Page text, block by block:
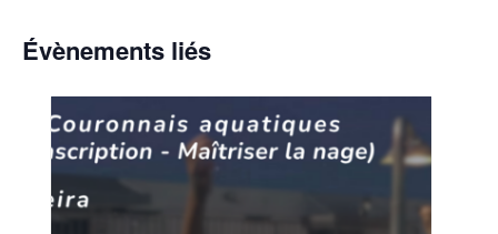
Évènements liés